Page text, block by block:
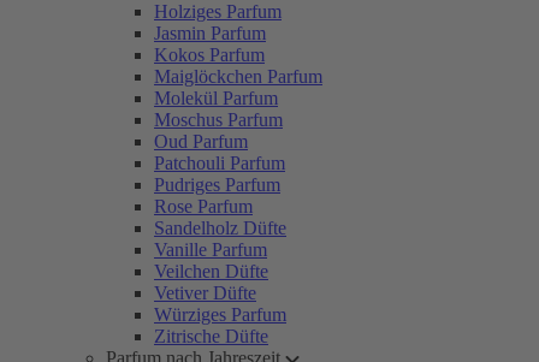
Holziges Parfum
Jasmin Parfum
Kokos Parfum
Maiglöckchen Parfum
Molekül Parfum
Moschus Parfum
Oud Parfum
Patchouli Parfum
Pudriges Parfum
Rose Parfum
Sandelholz Düfte
Vanille Parfum
Veilchen Düfte
Vetiver Düfte
Würziges Parfum
Zitrische Düfte
Parfum nach Jahreszeit